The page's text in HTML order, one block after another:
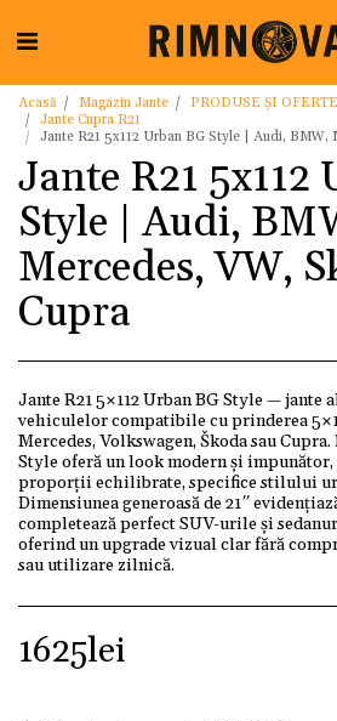
Acasă Magazin Jante PRODUSE ȘI OFERTE
Jante Cupra R21
Jante R21 5x112 Urban BG Style | Audi, BMW,
Jante R21 5x112
Style | Audi,
Mercedes, VW,
Cupra
Jante R21 5×112 Urban BG Style — jante
vehiculelor compatibile cu prinderea
Mercedes, Volkswagen, Škoda sau
Style oferă un look modern și
proporții echilibrate, specifice stilului
Dimensiunea generoasă de 21″
completează perfect SUV-urile și
oferind un upgrade vizual clar fără
sau utilizare zilnică.
1625lei